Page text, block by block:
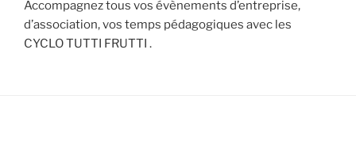
Accompagnez tous vos évènements d’entreprise,
d’association, vos temps pédagogiques avec les
CYCLO TUTTI FRUTTI .